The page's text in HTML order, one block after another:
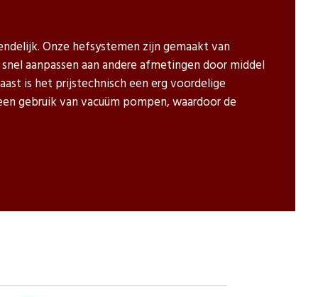
Onze hefsystemen zijn gemaakt van
aanpassen aan andere afmetingen door middel
is het prijstechnisch een erg voordelige
gebruik van vacuüm pompen, waardoor de